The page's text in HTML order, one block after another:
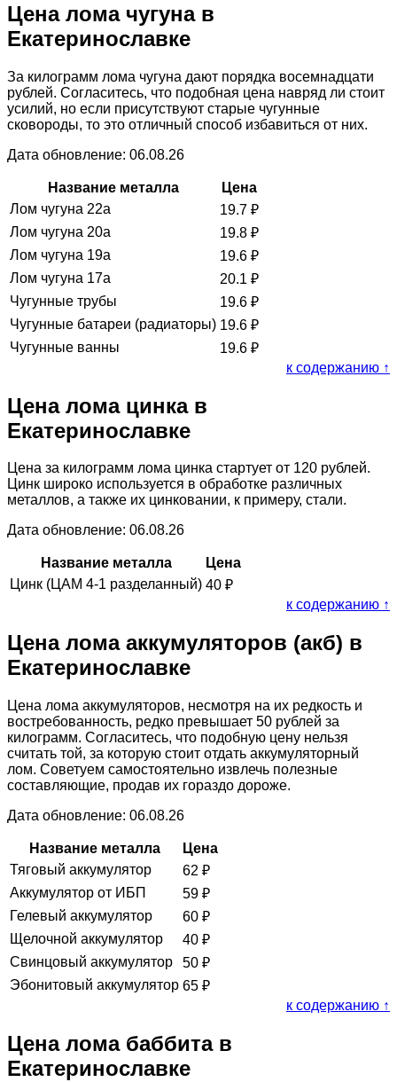
Цена лома чугуна в
Екатеринославке
За килограмм лома чугуна дают порядка восемнадцати
рублей. Согласитесь, что подобная цена навряд ли стоит
усилий, но если присутствуют старые чугунные
сковороды, то это отличный способ избавиться от них.
Дата обновление: 06.08.26
Название металла
Цена
Лом чугуна 22а
19.7 ₽
Лом чугуна 20а
19.8 ₽
Лом чугуна 19а
19.6 ₽
Лом чугуна 17а
20.1 ₽
Чугунные трубы
19.6 ₽
Чугунные батареи (радиаторы) 19.6 ₽
Чугунные ванны
19.6 ₽
к содержанию ↑
Цена лома цинка в
Екатеринославке
Цена за килограмм лома цинка стартует от 120 рублей.
Цинк широко используется в обработке различных
металлов, а также их цинковании, к примеру, стали.
Дата обновление: 06.08.26
Название металла
Цена
Цинк (ЦАМ 4-1 разделанный) 40 ₽
к содержанию ↑
Цена лома аккумуляторов (акб) в
Екатеринославке
Цена лома аккумуляторов, несмотря на их редкость и
востребованность, редко превышает 50 рублей за
килограмм. Согласитесь, что подобную цену нельзя
считать той, за которую стоит отдать аккумуляторный
лом. Советуем самостоятельно извлечь полезные
составляющие, продав их гораздо дороже.
Дата обновление: 06.08.26
Название металла
Цена
Тяговый аккумулятор
62 ₽
Аккумулятор от ИБП
59 ₽
Гелевый аккумулятор
60 ₽
Щелочной аккумулятор
40 ₽
Свинцовый аккумулятор
50 ₽
Эбонитовый аккумулятор 65 ₽
к содержанию ↑
Цена лома баббита в
Екатеринославке